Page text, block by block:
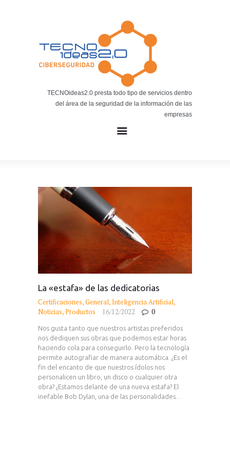
TECNOideas2.0 presta todo tipo de servicios dentro
del área de la seguridad de la información de las
empresas
BLOG TECNOIDEAS
Noticias tecnológicas.
La «estafa» de las dedicatorias
Certificaciones,General,Inteligencia Artificial,
Noticias,Productos 16/12/2022 0
Nos gusta tanto que nuestros artistas preferidos
nos dediquen sus obras que podemos estar horas
haciendo cola para conseguirlo. Pero la tecnología
permite autografiar de manera automática. ¿Es el
fin del encanto de que nuestros ídolos nos
personalicen un libro, un disco o cualquier otra
obra? ¿Estamos delante de una nueva estafa? El
inefable Bob Dylan, una de las personalidades…